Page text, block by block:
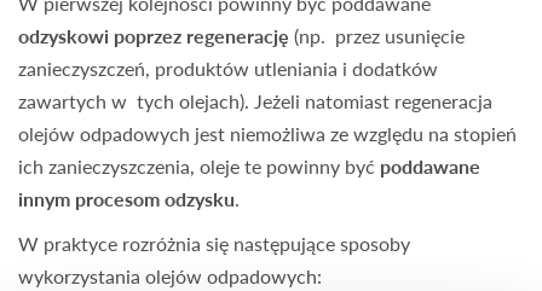
odzyskowi poprzez regenerację (np. przez usunięcie
zanieczyszczeń, produktów utleniania i dodatków
zawartych w tych olejach). Jeżeli natomiast regeneracja
olejów odpadowych jest niemożliwa ze względu na stopień
ich zanieczyszczenia, oleje te powinny być poddawane
innym procesom odzysku.
W praktyce rozróżnia się następujące sposoby
wykorzystania olejów odpadowych: